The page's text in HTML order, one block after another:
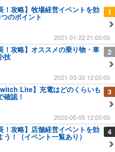
1
！攻略】牧場経営イベントを効
のポイント
2021-01-22 21:00:00
2
！攻略】オススメの乗り物・車
技
2021-03-30 12:00:00
3
Lite】充電はどのくらいも
確認！
2020-05-05 12:00:00
4
！攻略】店舗経営イベントを効
う！（イベント一覧あり）